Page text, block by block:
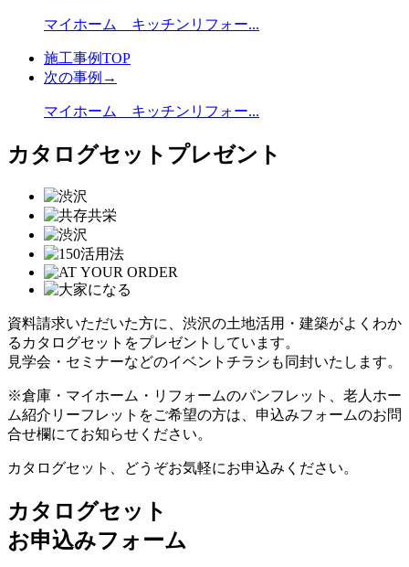
マイホーム キッチンリフォー...
施工事例TOP
次の事例→
マイホーム キッチンリフォー...
カタログセットプレゼント
資料請求いただいた方に、渋沢の土地活用・建築がよくわか
るカタログセットをプレゼントしています。
見学会・セミナーなどのイベントチラシも同封いたします。
※倉庫・マイホーム・リフォームのパンフレット、老人ホー
ム紹介リーフレットをご希望の方は、申込みフォームのお問
合せ欄にてお知らせください。
カタログセット、どうぞお気軽にお申込みください。
カタログセット
お申込みフォーム